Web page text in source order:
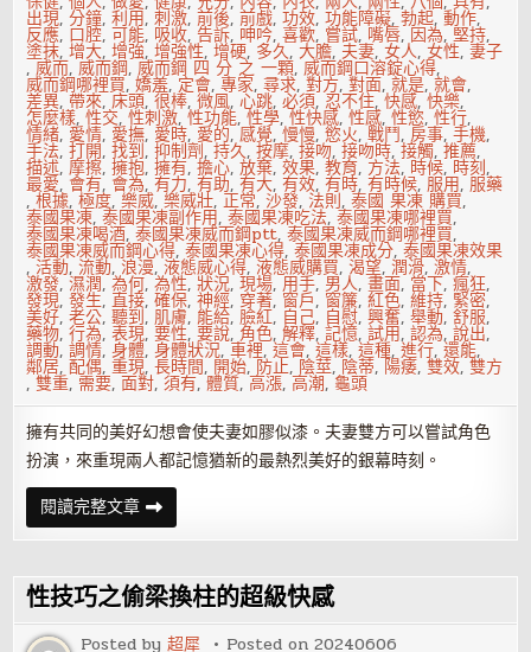
你
聽……
出現,分鐘,利用,刺激,前後,前戲,功效,功能障礙,勃起,動作,
反應, 口腔,可能, 吸收,告訴, 呻吟,喜歡, 嘗試, 嘴唇, 因為,堅持,
塗抹,增大,增強,增強性,增硬, 多久,大膽, 夫妻,女人,女性,妻子
,威而,威而鋼,威而鋼 四 分 之 一顆,威而鋼口溶錠心得,
威而鋼哪裡買,嬌羞, 定會,專家,尋求,對方,對面,就是,就會,
差異,帶來,床頭,很棒,微風,心跳,必須, 忍不住,快感,快樂,
怎麼樣,性交,性刺激,性功能,性學,性快感,性感,性慾,性行,
情緒, 愛情, 愛撫, 愛時, 愛的,感覺,慢慢,慾火,戰鬥,房事,手機,
手法,打開,找到,抑制劑,持久,按摩,接吻,接吻時,接觸,推薦,
描述,摩擦,擁抱,擁有,擔心,放棄,效果,教育, 方法, 時候, 時刻,
最愛, 會有, 會為,有力,有助,有大,有效,有時,有時候,服用,服藥
,根據,極度,樂威,樂威壯,正常,沙發, 法則,泰國 果凍 購買,
泰國果凍,泰國果凍副作用,泰國果凍吃法,泰國果凍哪裡買,
泰國果凍喝酒,泰國果凍威而鋼ptt,泰國果凍威而鋼哪裡買,
泰國果凍威而鋼心得,泰國果凍心得,泰國果凍成分,泰國果凍效果
,活動,流動,浪漫,液態威心得,液態威購買,渴望,潤滑,激情,
激發,濕潤,為何,為性,狀況,現場,用手, 男人,畫面, 當下,瘋狂,
發現,發生,直接,確保,神經, 穿著, 窗戶, 窗簾,紅色,維持, 緊密,
美好,老公,聽到,肌膚, 能給,臉紅, 自己, 自慰,興奮,舉動,舒服,
藥物,行為,表現,要性,要說, 角色,解釋,記憶,試用,認為,說出,
調動,調情,身體,身體狀況,車裡,這會,這樣,這種,進行,還能,
鄰居,配偶,重現,長時間, 開始, 防止, 陰莖, 陰蒂, 陽痿,雙效,雙方
,雙重, 需要,面對,須有,體質,高漲,高潮, 龜頭
擁有共同的美好幻想會使夫妻如膠似漆。夫妻雙方可以嘗試角色
扮演，來重現兩人都記憶猶新的最熱烈美好的銀幕時刻。
閱讀完整文章BMW
性
愛
則
讓
冰
川
美
性技巧之偷梁換柱的超級快感
Posted by超犀 Posted on20240606